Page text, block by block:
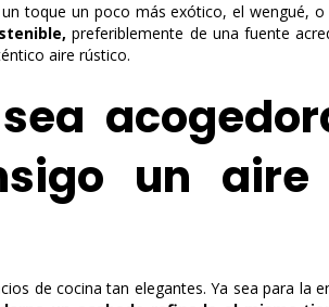
toque un poco más exótico, el wengué, o
preferiblemente de una fuente
aire rústico.
un aire
de cocina tan elegantes. Ya sea para la